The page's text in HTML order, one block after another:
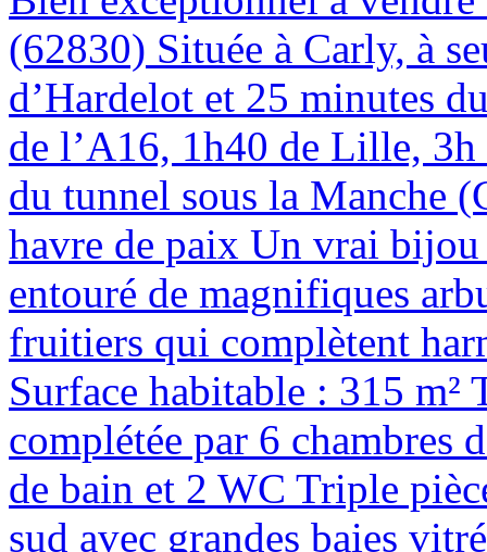
(62830) Située à Carly, à
d’Hardelot et 25 minutes
de l’A16, 1h40 de Lille,
du tunnel sous la Manche
havre de paix Un vrai
entouré de magnifiques
fruitiers qui complètent
Surface habitable : 315 m²
complétée par 6 chambres
de bain et 2 WC Triple
sud avec grandes baies